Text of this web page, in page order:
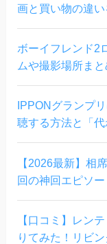
画と買い物の違
ボーイフレンド2
ムや撮影場所まと
IPPONグランプ
聴する方法と「
【2026最新】相
回の神回エピソ
【口コミ】レン
りてみた！リビ